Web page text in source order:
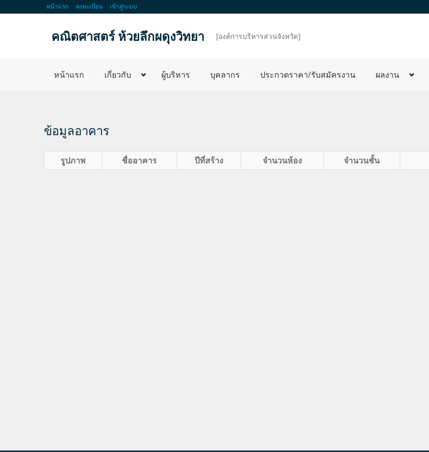
หน้าแรก ลงทะเบียน เข้าสู่ระบบ
คณิตศาสตร์ ห้วยลึกผดุงวิทยา [องค์การบริหารส่วนจังหวัด]
หน้าแรก เกี่ยวกับ ผู้บริหาร บุคลากร ประกวดราคา/รับสมัครงาน ผลงาน
ข้อมูลอาคาร
รูปภาพ ชื่ออาคาร ปีที่สร้าง จำนวนห้อง จำนวนชั้น